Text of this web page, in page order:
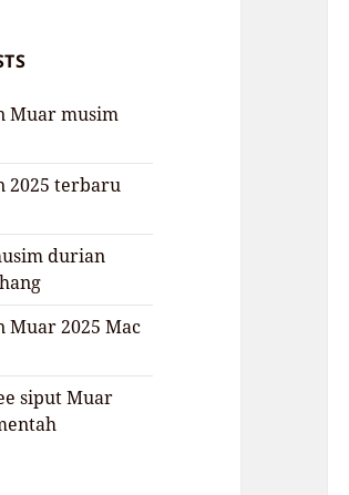
Muar musim
2025 terbaru
durian
Muar 2025 Mac
siput Muar